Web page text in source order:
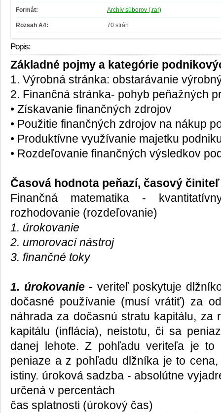
Formát: Archív súborov (.rar)
Rozsah A4: 70 strán
Popis:
Základné pojmy a kategórie
1. Výrobná stránka: obstarávanie
2. Finančná stránka- pohyb peňažných
• Získavanie finančných zdrojov
• Použitie finančných zdrojov na nákup
• Produktívne využívanie majetku
• Rozdeľovanie finančných výsledkov
Časová hodnota peňazí, časový činiteľ
Finančná matematika -
rozhodovanie (rozdeľovanie)
1. úrokovanie
2. umorovací nástroj
3. finančné toky
1. úrokovanie- veriteľ poskytuje
dočasné používanie (musí vrátiť) za
náhrada za dočasnú stratu kapitálu, za
kapitálu (inflácia), neistotu, či sa
danej lehote. Z pohľadu veriteľa je
peniaze a z pohľadu dlžníka je to
istiny. úroková sadzba - absolútne
určená v percentách
čas splatnosti (úrokový čas)